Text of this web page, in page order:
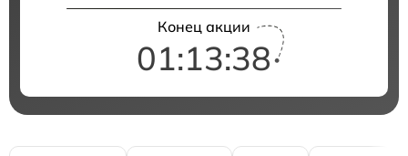
Конец акции
01:13:37